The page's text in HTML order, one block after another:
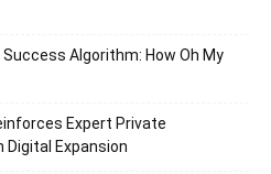
Algorithm: How Oh My
Expert Private
Expansion